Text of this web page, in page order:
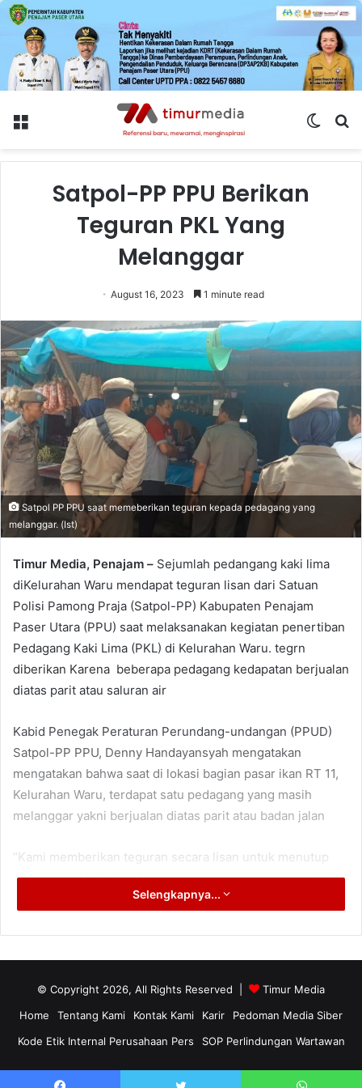
Menu
Switch
Satpol-PP PPU Berikan
Teguran PKL Yang
Melanggar
August 16, 2023 1 minute read
Satpol PP PPU saat memeberikan teguran kepada pedagang yang
melanggar. (Ist)
Timur Media, Penajam – Sejumlah pedangang kaki lima
diKelurahan Waru mendapat teguran lisan dari Satuan
Polisi Pamong Praja (Satpol-PP) Kabupaten Penajam
Paser Utara (PPU) saat melaksanakan kegiatan penertiban
Pedagang Kaki Lima (PKL) di Kelurahan Waru. tegrn
diberikan Karena beberapa pedagang kedapatan berjualan
diatas parit atau saluran air
Kabid Penegak Peraturan Perundang-undangan (PPUD)
Satpol-PP PPU, Denny Handayansyah mengatakan
mengatakan bahwa saat di lokasi bagian pasar ikan RT 11,
Kelurahan Waru, terdapat satu pedagang yang masih
melanggar yakni berjualan diatas parit atau badan jalan
“Kami memberikan teguran secara lisan untuk menutup
tempat nya berjualan, karena melanggar peraturan yakni
berjualan di atas parit dan badan jalan, terlebih warga
Ia juga mengatakan bahwa pedagang yang diberi teguran
lisan tersebut koperatif dan meminta keringanan untuk
“Bapak penjual ikan tersebut meminta keringanan untuk
Selengkapnya...
© Copyright 2026, All Rights Reserved |
Timur Media
Home
Tentang Kami Kontak Kami Karir
Pedoman Media Siber
Kode Etik Internal Perusahaan Pers
SOP Perlindungan Wartawan